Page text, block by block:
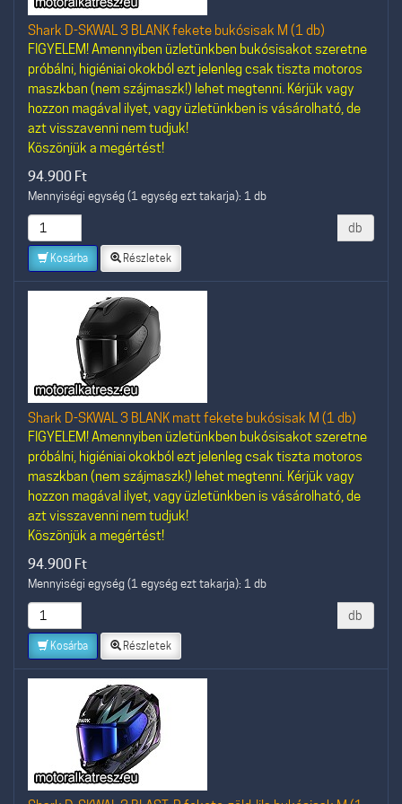
Shark D-SKWAL 3 BLANK fekete bukósisak M (1 db)
FIGYELEM! Amennyiben üzletünkben bukósisakot szeretne
próbálni, higiéniai okokból ezt jelenleg csak tiszta motoros
maszkban (nem szájmaszk!) lehet megtenni. Kérjük vagy
hozzon magával ilyet, vagy üzletünkben is vásárolható, de
azt visszavenni nem tudjuk!
Köszönjük a megértést!
94.900 Ft
Mennyiségi egység (1 egység ezt takarja): 1 db
db
Kosárba Részletek
Shark D-SKWAL 3 BLANK matt fekete bukósisak M (1 db)
FIGYELEM! Amennyiben üzletünkben bukósisakot szeretne
próbálni, higiéniai okokból ezt jelenleg csak tiszta motoros
maszkban (nem szájmaszk!) lehet megtenni. Kérjük vagy
hozzon magával ilyet, vagy üzletünkben is vásárolható, de
azt visszavenni nem tudjuk!
Köszönjük a megértést!
94.900 Ft
Mennyiségi egység (1 egység ezt takarja): 1 db
db
Kosárba Részletek